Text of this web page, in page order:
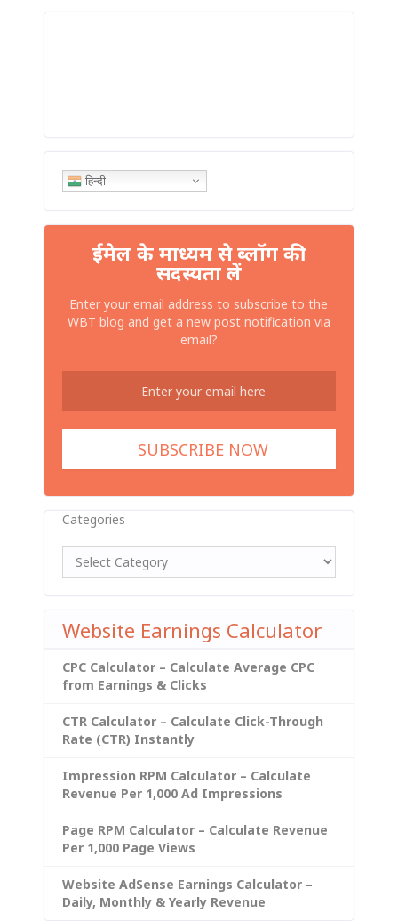
हिन्दी
ईमेल के माध्यम से ब्लॉग की
सदस्यता लें
Enter your email address to subscribe to the
WBT blog and get a new post notification via
email?
Categories
Website Earnings Calculator
CPC Calculator – Calculate Average CPC
from Earnings & Clicks
CTR Calculator – Calculate Click-Through
Rate (CTR) Instantly
Impression RPM Calculator – Calculate
Revenue Per 1,000 Ad Impressions
Page RPM Calculator – Calculate Revenue
Per 1,000 Page Views
Website AdSense Earnings Calculator –
Daily, Monthly & Yearly Revenue